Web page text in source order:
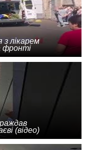
з лікарем
фронті
(відео)